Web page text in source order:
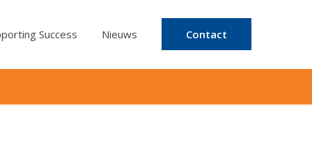
Success Nieuws Contact